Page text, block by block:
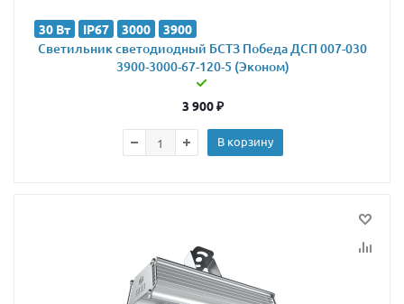
30 Вт IP67 3000 3900
Светильник светодиодный БСТЗ Победа ДСП 007-030
3900-3000-67-120-5 (Эконом)
3 900₽
В корзину